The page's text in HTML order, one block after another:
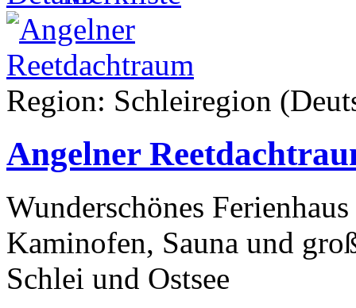
Region: Schleiregion
Angelner
Wunderschönes
Kaminofen, Sauna und
Schlei und Ostsee